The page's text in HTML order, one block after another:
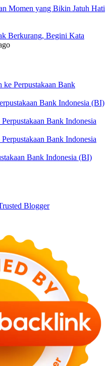
Momen yang Bikin Jatuh Hati
Berkurang, Begini Kata
ke Perpustakaan Bank
Bank Indonesia (BI)
Bank Indonesia
Bank Indonesia
Bank Indonesia (BI)